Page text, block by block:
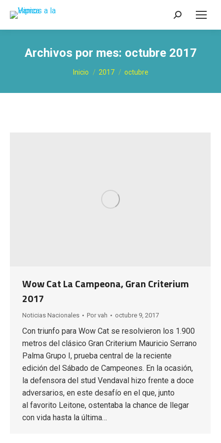
Buscar:
Archivos por mes: octubre 2017
Estás aquí:
Inicio 2017 octubre
Wow Cat La Campeona, Gran Criterium
2017
Noticias Nacionales Por vah octubre 9, 2017
Con triunfo para Wow Cat se resolvieron los 1.900
metros del clásico Gran Criterium Mauricio Serrano
Palma Grupo I, prueba central de la reciente
edición del Sábado de Campeones. En la ocasión,
la defensora del stud Vendaval hizo frente a doce
adversarios, en este desafío en el que, junto
al favorito Leitone, ostentaba la chance de llegar
con vida hasta la última…